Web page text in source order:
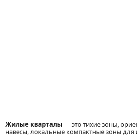
Жилые кварталы — это тихие зоны,
навесы, локальные компактные зоны для